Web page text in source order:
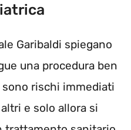
Garibaldi spiegano
una procedura ben
sono rischi immediati
e solo allora si